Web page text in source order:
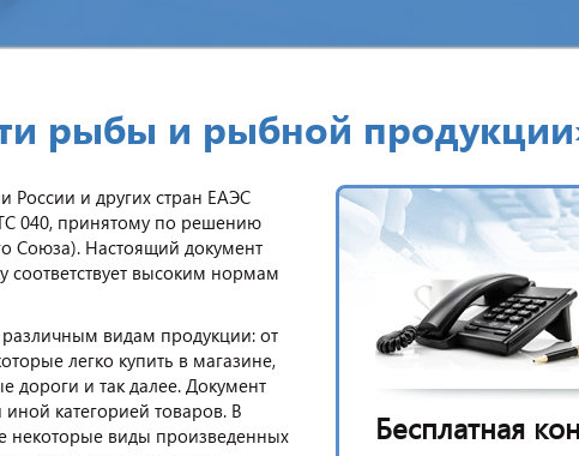
рыбы и рыбной
и других стран ЕАЭС
040, принятому по решению
Союза). Настоящий документ
соответствует высоким нормам
видам продукции: от
легко купить в магазине,
дороги и так далее. Документ
категорией товаров. В
некоторые виды произведенных
Бесплатная